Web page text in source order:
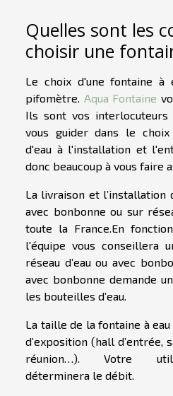
Quelles sont les
choisir une
Le choix d'une fontaine
pifomètre. Aqua Fontaine
Ils sont vos
vous guider dans le
d'eau à l'installation et
donc beaucoup à vous faire
La livraison et l’installation
avec bonbonne ou sur
toute la France.En
l'équipe vous conseillera
réseau d’eau ou avec
avec bonbonne demande
les bouteilles d’eau.
La taille de la fontaine à
d’exposition (hall d’entrée,
réunion…). Votre
déterminera le débit.